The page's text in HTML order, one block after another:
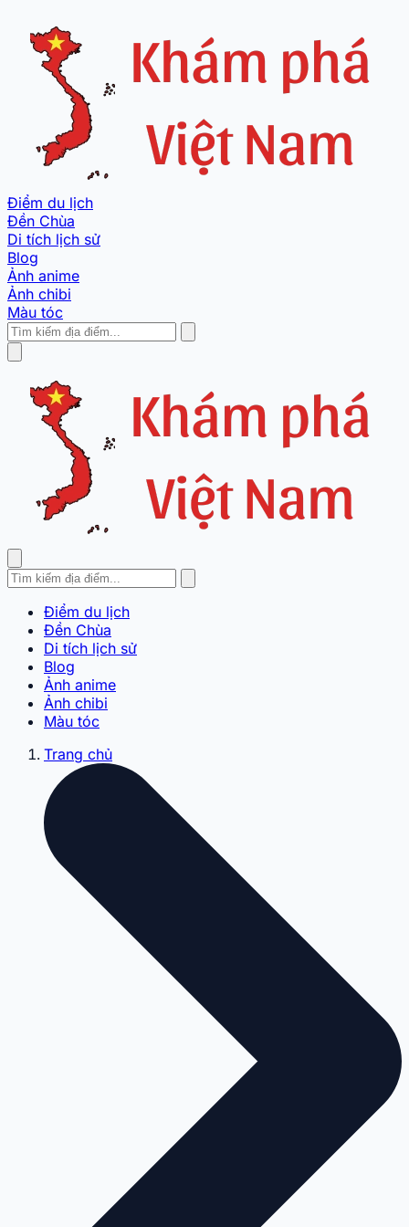
Điểm du lịch
Đền Chùa
Di tích lịch sử
Blog
Ảnh anime
Ảnh chibi
Màu tóc
Điểm du lịch
Đền Chùa
Di tích lịch sử
Blog
Ảnh anime
Ảnh chibi
Màu tóc
Trang chủ